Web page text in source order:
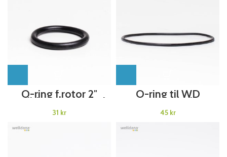
O-ring f.rotor 2″
welldana top ventil
Welldana®
Sandfilter
kr
O-ring til WD
mutiportventil 43-
130045 til 45-
151400/500/650
BRUG 49-150031
kr